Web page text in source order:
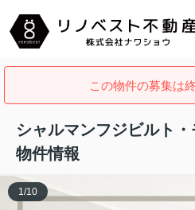
この物件の募集は
シャルマンフジビルト
物件情報
1 /10